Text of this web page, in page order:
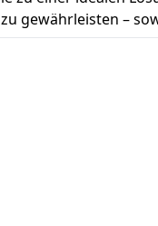
gewährleisten –